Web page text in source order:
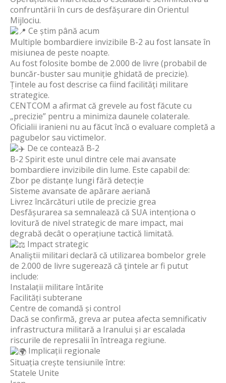
confruntării în curs de desfășurare din Orientul
Mijlociu.
Ce știm până acum
Multiple bombardiere invizibile B-2 au fost lansate în
misiunea de peste noapte.
Au fost folosite bombe de 2.000 de livre (probabil de
buncăr-buster sau muniție ghidată de precizie).
Țintele au fost descrise ca fiind facilități militare
strategice.
CENTCOM a afirmat că grevele au fost făcute cu
„precizie” pentru a minimiza daunele colaterale.
Oficialii iranieni nu au făcut încă o evaluare completă a
pagubelor sau victimelor.
De ce contează B-2
B-2 Spirit este unul dintre cele mai avansate
bombardiere invizibile din lume. Este capabil de:
Zbor pe distanțe lungi fără detecție
Sisteme avansate de apărare aeriană
Livrez încărcături utile de precizie grea
Desfășurarea sa semnalează că SUA intenționa o
lovitură de nivel strategic de mare impact, mai
degrabă decât o operațiune tactică limitată.
Impact strategic
Analiştii militari declară că utilizarea bombelor grele
de 2.000 de livre sugerează că ţintele ar fi putut
include:
Instalații militare întărite
Facilități subterane
Centre de comandă și control
Dacă se confirmă, greva ar putea afecta semnificativ
infrastructura militară a Iranului și ar escalada
riscurile de represalii în întreaga regiune.
Implicații regionale
Situația crește tensiunile între:
Statele Unite